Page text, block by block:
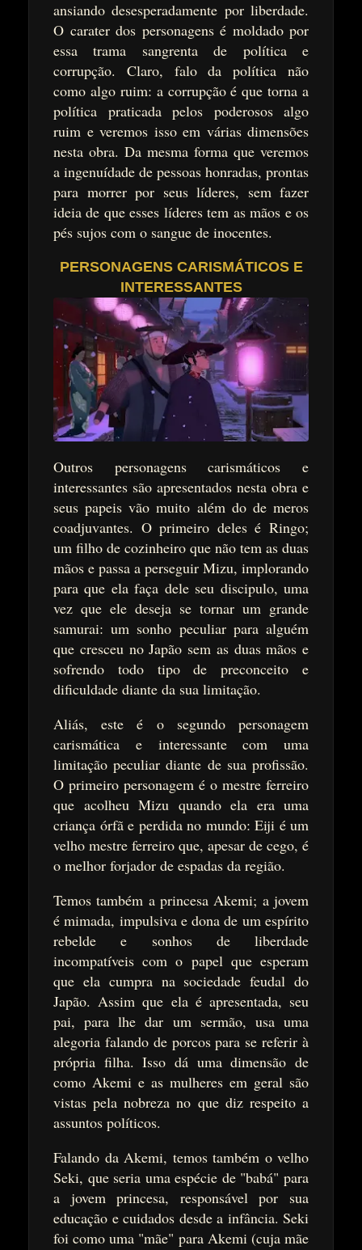
ansiando desesperadamente por liberdade.
O carater dos personagens é moldado por
essa trama sangrenta de política e
corrupção. Claro, falo da política não
como algo ruim: a corrupção é que torna a
política praticada pelos poderosos algo
ruim e veremos isso em várias dimensões
nesta obra. Da mesma forma que veremos
a ingenuídade de pessoas honradas, prontas
para morrer por seus líderes, sem fazer
ideia de que esses líderes tem as mãos e os
pés sujos com o sangue de inocentes.
PERSONAGENS CARISMÁTICOS E
INTERESSANTES
Outros personagens carismáticos e
interessantes são apresentados nesta obra e
seus papeis vão muito além do de meros
coadjuvantes. O primeiro deles é Ringo;
um filho de cozinheiro que não tem as duas
mãos e passa a perseguir Mizu, implorando
para que ela faça dele seu discipulo, uma
vez que ele deseja se tornar um grande
samurai: um sonho peculiar para alguém
que cresceu no Japão sem as duas mãos e
sofrendo todo tipo de preconceito e
dificuldade diante da sua limitação.
Aliás, este é o segundo personagem
carismática e interessante com uma
limitação peculiar diante de sua profissão.
O primeiro personagem é o mestre ferreiro
que acolheu Mizu quando ela era uma
criança órfã e perdida no mundo: Eiji é um
velho mestre ferreiro que, apesar de cego, é
o melhor forjador de espadas da região.
Temos também a princesa Akemi; a jovem
é mimada, impulsiva e dona de um espírito
rebelde e sonhos de liberdade
incompatíveis com o papel que esperam
que ela cumpra na sociedade feudal do
Japão. Assim que ela é apresentada, seu
pai, para lhe dar um sermão, usa uma
alegoria falando de porcos para se referir à
própria filha. Isso dá uma dimensão de
como Akemi e as mulheres em geral são
vistas pela nobreza no que diz respeito a
assuntos políticos.
Falando da Akemi, temos também o velho
Seki, que seria uma espécie de "babá" para
a jovem princesa, responsável por sua
educação e cuidados desde a infância. Seki
foi como uma "mãe" para Akemi (cuja mãe